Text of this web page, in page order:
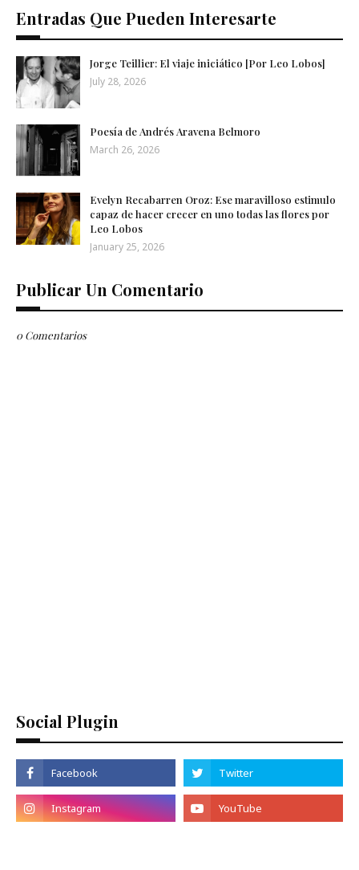
Entradas Que Pueden Interesarte
Jorge Teillier: El viaje iniciático [Por Leo Lobos]
July 28, 2026
Poesía de Andrés Aravena Belmoro
March 26, 2026
Evelyn Recabarren Oroz: Ese maravilloso estimulo
capaz de hacer crecer en uno todas las flores por
Leo Lobos
January 25, 2026
Publicar Un Comentario
0 Comentarios
Social Plugin